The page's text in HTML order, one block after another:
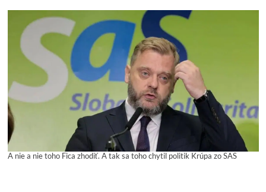
A nie a nie toho Fica zhodiť. A tak sa toho chytil politik Krúpa zo SAS